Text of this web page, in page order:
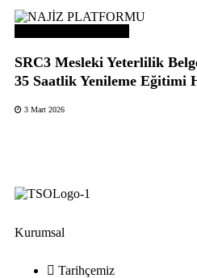
SRC3 Mesleki Yeterlilik
35 Saatlik Yenileme Eğitimi
3 Mart 2026
Kurumsal
Tarihçemiz